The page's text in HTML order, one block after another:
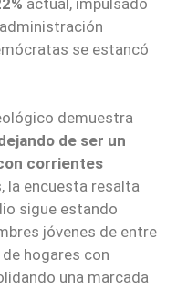
se estancó
demuestra
de ser un
corrientes
la encuesta resalta
sigue estando
jóvenes de entre
hogares con
una marcada